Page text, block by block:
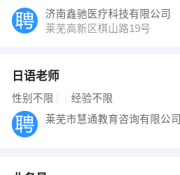
济南鑫驰医疗科技有限公司
莱芜高新区棋山路19号
日语老师
性别不限 经验不限
莱芜市慧通教育咨询有限公司